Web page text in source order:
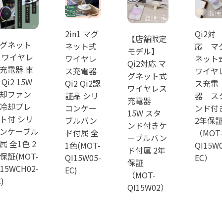
ネット
イヤレ
電器 車
15W
ファン
却プレ
付 シリ
ケーブル
全1色 2
証(MOT-
2in1 マグ
ネット式
ワイヤレ
ス充電器
Qi2 Qi2認
証品 シリ
コンケー
ブルバン
ド付属 全
1色(MOT-
QI15W05-
EC)
【店舗限定
モデル】
Qi2対応 マ
グネット式
ワイヤレス
充電器
15W スタ
ンド付きケ
ーブルバン
ド付属 2年
保証
（MOT-
QI15W02）
Qi2対
応 マ
ネット
ワイヤ
ス充電
器 ス
ンド付
2年保
（
EC）